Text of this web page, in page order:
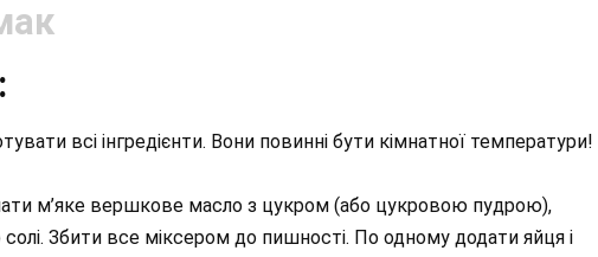
всі інгредієнти. Вони повинні бути кімнатної температури!
м’яке вершкове масло з цукром (або цукровою пудрою),
Збити все міксером до пишності. По одному додати яйця і